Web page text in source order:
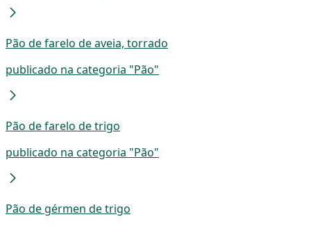
Pão de farelo de aveia, torrado
publicado na categoria "Pão"
Pão de farelo de trigo
publicado na categoria "Pão"
Pão de gérmen de trigo